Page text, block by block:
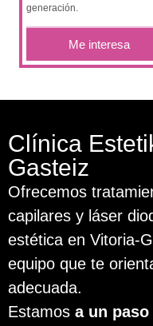
generación.
Me interesa
Clínica
Gasteiz
Ofrecemos
capilares y láser
estética en Vitoria-
equipo que te
adecuada.
Estamos a un